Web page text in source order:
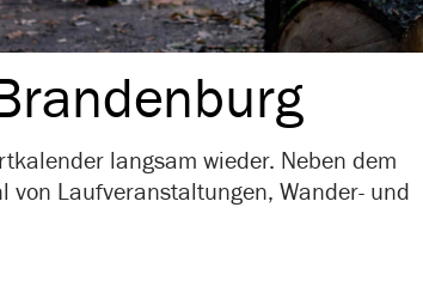
langsam wieder. Neben dem
Laufveranstaltungen, Wander- und